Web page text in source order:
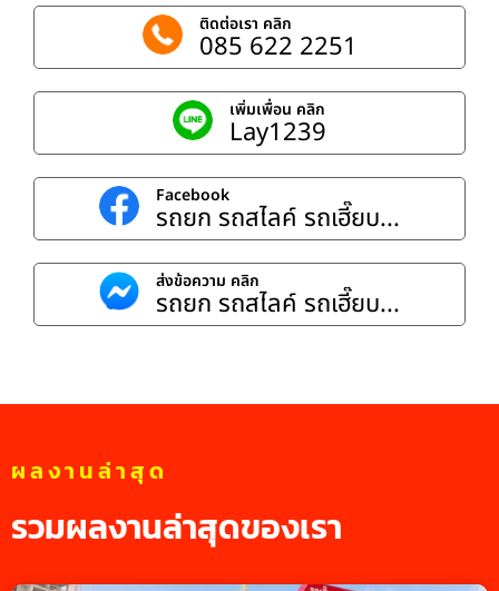
ติดต่อเรา คลิก
085 622 2251
เพิ่มเพื่อน คลิก
Lay1239
Facebook
รถยก รถสไลค์ รถเฮี๊ยบ...
ส่งข้อความ คลิก
รถยก รถสไลค์ รถเฮี๊ยบ...
ผลงานล่าสุด
รวมผลงานล่าสุดของเรา